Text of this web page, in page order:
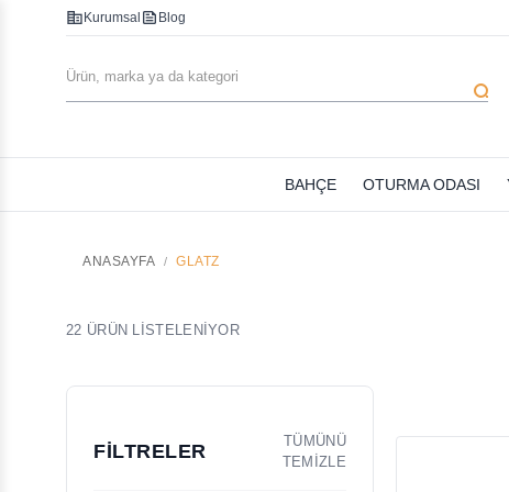
corporate_fare Kurumsal feed Blog
search
BAHÇE OTURMA ODASI
ANASAYFA GLATZ
22 ÜRÜN LİSTELENİYOR
FİLTRELER
TÜMÜNÜ
TEMİZLE